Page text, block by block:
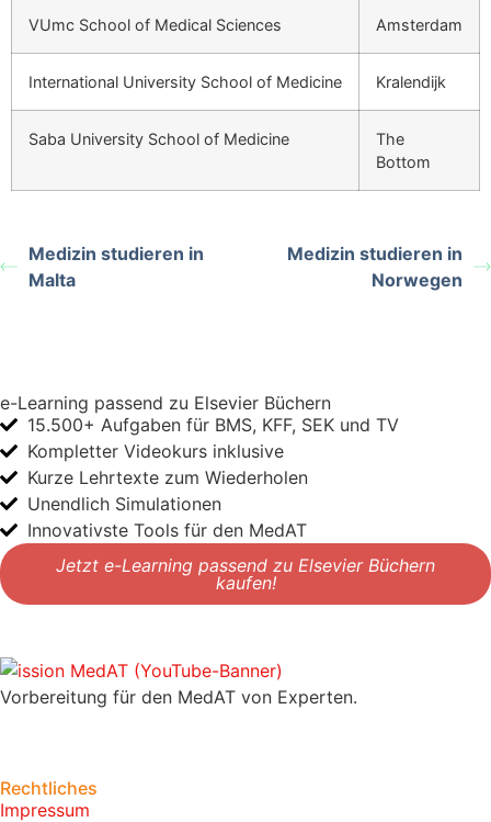
VUmc School of Medical Sciences Amsterdam
International University School of Medicine Kralendijk
Saba University School of Medicine
The
Bottom
Medizin studieren in
Malta
Medizin studieren in
Norwegen
e-Learning passend zu Elsevier Büchern
15.500+ Aufgaben für BMS, KFF, SEK und TV
Kompletter Videokurs inklusive
Kurze Lehrtexte zum Wiederholen
Unendlich Simulationen
Innovativste Tools für den MedAT
Jetzt e-Learning passend zu Elsevier Büchern
kaufen!
Vorbereitung für den MedAT von Experten.
Rechtliches
Impressum